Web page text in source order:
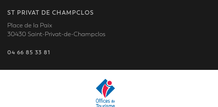
ST PRIVAT DE CHAMPCLOS
Place de la Paix
30430 Saint-Privat-de-Champclos
04 66 85 33 81